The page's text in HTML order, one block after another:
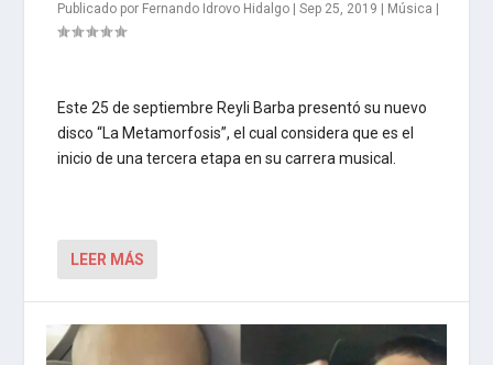
Publicado por Fernando Idrovo Hidalgo |Sep 25, 2019 Música
Este 25 de septiembre Reyli Barba presentó su nuevo
disco “La Metamorfosis”, el cual considera que es el
inicio de una tercera etapa en su carrera musical.
LEER MÁS